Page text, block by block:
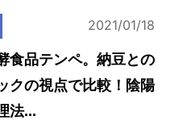
2021/01/18
食品テンペ。納豆との
クの視点で比較！陰陽
法...